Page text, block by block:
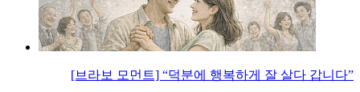
[브라보 모먼트] “덕분에 행복하게 잘 살다 갑니다”